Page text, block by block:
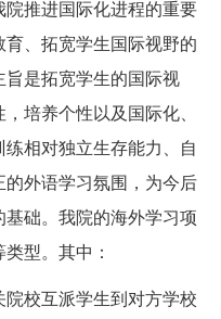
推进国际化进程的重要
、拓宽学生国际视野的
是拓宽学生的国际视
培养个性以及国际化、
相对独立生存能力、自
外语学习氛围，为今后
础。我院的海外学习项
型。其中：
校互派学生到对方学校